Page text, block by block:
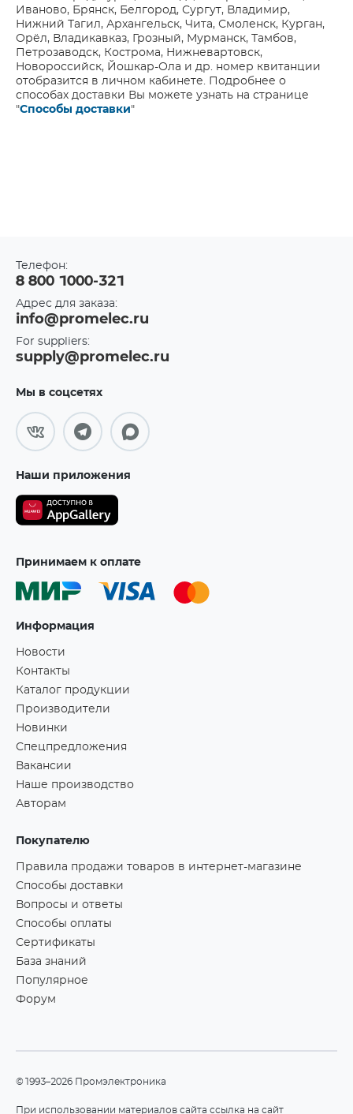
Иваново, Брянск, Белгород, Сургут, Владимир,
Нижний Тагил, Архангельск, Чита, Смоленск, Курган,
Орёл, Владикавказ, Грозный, Мурманск, Тамбов,
Петрозаводск, Кострома, Нижневартовск,
Новороссийск, Йошкар-Ола и др. номер квитанции
отобразится в личном кабинете. Подробнее о
способах доставки Вы можете узнать на странице
"Способы доставки"
Телефон:
8 800 1000-321
Адрес для заказа:
info@promelec.ru
For suppliers:
supply@promelec.ru
Мы в соцсетях
Наши приложения
Принимаем к оплате
Информация
Новости
Контакты
Каталог продукции
Производители
Новинки
Спецпредложения
Вакансии
Наше производство
Авторам
Покупателю
Правила продажи товаров в интернет-магазине
Способы доставки
Вопросы и ответы
Способы оплаты
Сертификаты
База знаний
Популярное
Форум
©1993–2026 Промэлектроника
При использовании материалов сайта ссылка на сайт